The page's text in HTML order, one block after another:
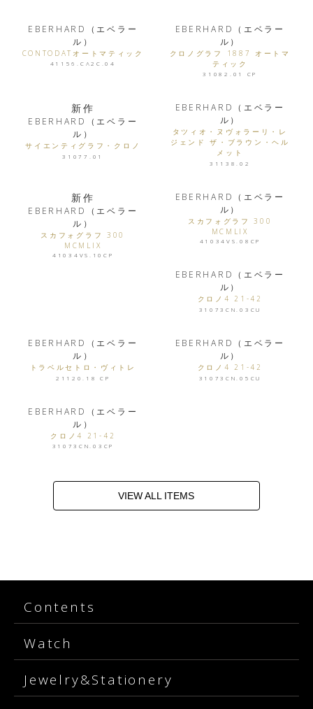
EBERHARD（エベラー
ル）
CONTODATオートマティック
41156.CA2C.04
EBERHARD（エベラー
ル）
クロノグラフ 1887 オートマ
ティック
31082.01 CP
新作
EBERHARD（エベラー
ル）
サイエンティグラフ・クロノ
31077.01
EBERHARD（エベラー
ル）
タツィオ・ヌヴォラーリ・レ
ジェンド ザ・ブラウン・ヘル
メット
31138.02
新作
EBERHARD（エベラー
ル）
スカフォグラフ 300
MCMLIX
41034VS.10CP
EBERHARD（エベラー
ル）
スカフォグラフ 300
MCMLIX
41034VS.08CP
EBERHARD（エベラー
ル）
クロノ4 21-42
31073CN.03CU
EBERHARD（エベラー
ル）
トラベルセトロ・ヴィトレ
21120.18 CP
EBERHARD（エベラー
ル）
クロノ4 21-42
31073CN.05CU
EBERHARD（エベラー
ル）
クロノ4 21-42
31073CN.03CP
VIEW ALL ITEMS
Contents
Watch
Jewelry&Stationery